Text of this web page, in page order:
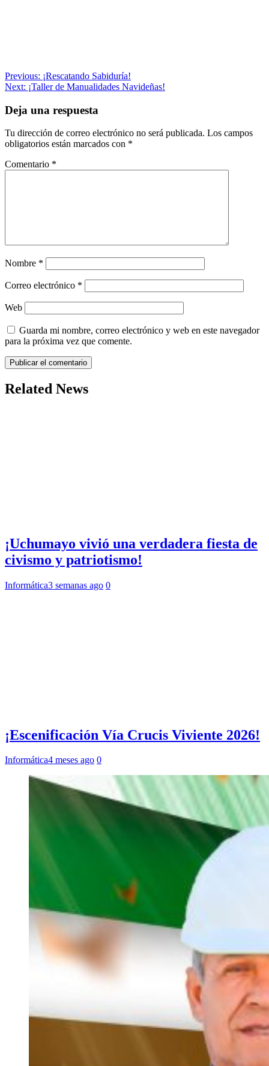
Navegación
de
entradas
Previous: ¡Rescatando Sabiduría!
Next: ¡Taller de Manualidades Navideñas!
Deja una respuesta
Tu dirección de correo electrónico no será publicada. Los campos
obligatorios están marcados con *
Comentario *
Nombre *
Correo electrónico *
Web
Guarda mi nombre, correo electrónico y web en este navegador
para la próxima vez que comente.
Related News
¡Uchumayo vivió una verdadera fiesta de
civismo y patriotismo!
Informática3 semanas ago 0
¡Escenificación Vía Crucis Viviente 2026!
Informática4 meses ago 0